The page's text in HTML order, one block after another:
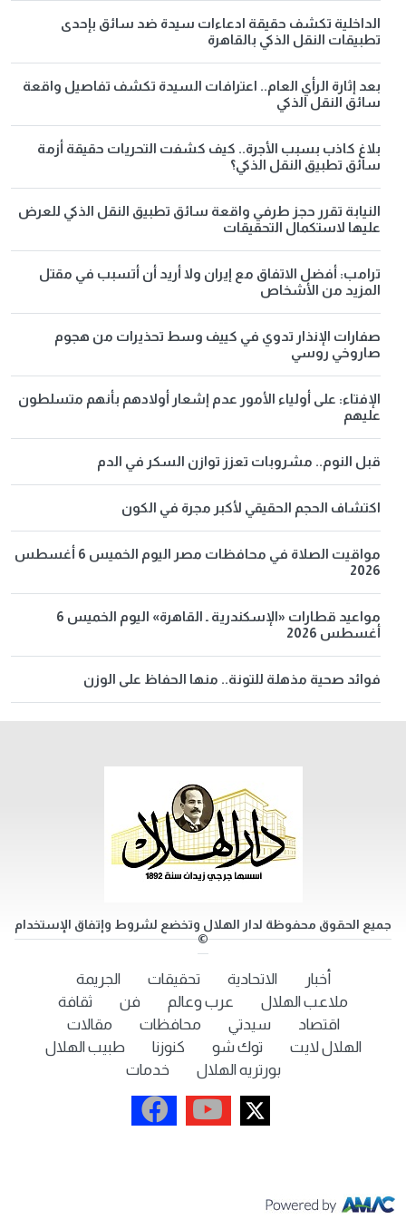
الداخلية تكشف حقيقة ادعاءات سيدة ضد سائق بإحدى
تطبيقات النقل الذكي بالقاهرة
بعد إثارة الرأي العام.. اعترافات السيدة تكشف تفاصيل واقعة
سائق النقل الذكي
بلاغ كاذب بسبب الأجرة.. كيف كشفت التحريات حقيقة أزمة
سائق تطبيق النقل الذكي؟
النيابة تقرر حجز طرفي واقعة سائق تطبيق النقل الذكي للعرض
عليها لاستكمال التحقيقات
ترامب: أفضل الاتفاق مع إيران ولا أريد أن أتسبب في مقتل
المزيد من الأشخاص
صفارات الإنذار تدوي في كييف وسط تحذيرات من هجوم
صاروخي روسي
الإفتاء: على أولياء الأمور عدم إشعار أولادهم بأنهم متسلطون
عليهم
قبل النوم.. مشروبات تعزز توازن السكر في الدم
اكتشاف الحجم الحقيقي لأكبر مجرة في الكون
مواقيت الصلاة في محافظات مصر اليوم الخميس 6 أغسطس
2026
مواعيد قطارات «الإسكندرية ـ القاهرة» اليوم الخميس 6
أغسطس 2026
فوائد صحية مذهلة للتونة.. منها الحفاظ على الوزن
جميع الحقوق محفوظة لدار الهلال وتخضع لشروط وإتفاق الإستخدام
©
أخبار الاتحادية تحقيقات
الجريمة
ملاعب الهلال
عرب وعالم فن
ثقافة
اقتصاد
سيدتي محافظات
مقالات
الهلال لايت
توك شو كنوزنا
طبيب الهلال
بورتريه الهلال
خدمات